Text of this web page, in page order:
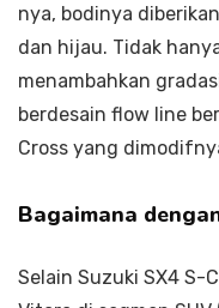
nya, bodinya
dan hijau. Tidak
menambahkan
berdesain flow line
Cross yang
Bagaimana
Selain Suzuki SX4 S-